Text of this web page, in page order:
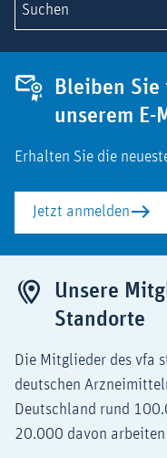
Suchen
Bleiben
unserem E-
Erhalten Sie die
Jetzt anmelden
Unsere
Standorte
Die Mitglieder des vfa
deutschen
Deutschland rund
20.000 davon